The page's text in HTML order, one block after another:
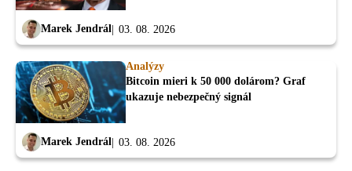
Marek Jendrál 03. 08. 2026
Analýzy
Bitcoin mieri k 50 000 dolárom? Graf
ukazuje nebezpečný signál
Marek Jendrál 03. 08. 2026